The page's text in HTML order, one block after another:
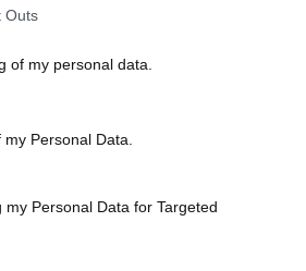
Outs
of my personal data.
Personal Data.
Personal Data for Targeted
che funzionerebbe
però può succedere. In molti si
e
dopo due anni
che lui è riuscito a rintracciarla.